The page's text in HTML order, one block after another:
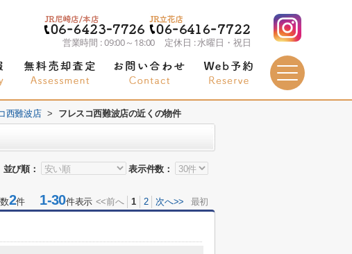
営業時間 : 09:00～18:00 定休日 : 水曜日・祝日
西難波店 > フレスコ西難波店の近くの物件
並び順： 表示件数：
2件1-30件表示 <<前へ 1 2 次へ>> 最初